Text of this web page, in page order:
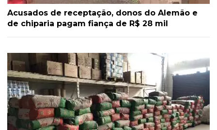
Acusados de receptação, donos do Alemão e
de chiparia pagam fiança de R$ 28 mil